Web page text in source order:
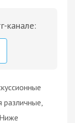
канале: